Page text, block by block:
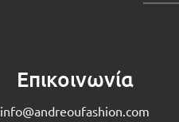
Επικοινωνία
info@andreoufashion.com